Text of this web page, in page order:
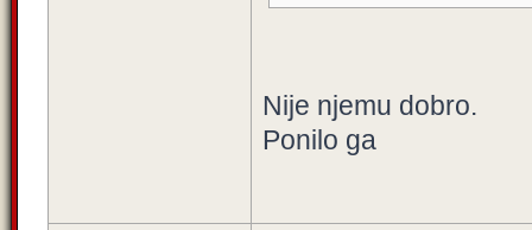
Nije njemu dobro.
Ponilo ga